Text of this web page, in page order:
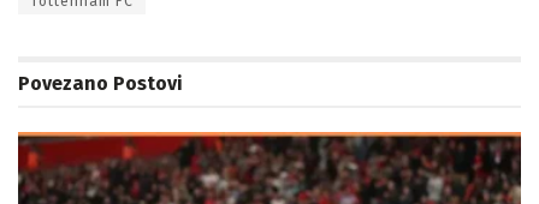
Povezano Postovi